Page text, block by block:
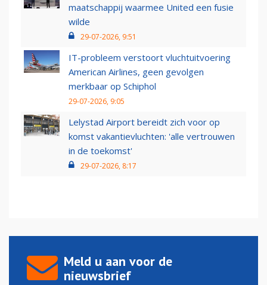
maatschappij waarmee United een fusie
wilde
29-07-2026, 9:51
IT-probleem verstoort vluchtuitvoering
American Airlines, geen gevolgen
merkbaar op Schiphol
29-07-2026, 9:05
Lelystad Airport bereidt zich voor op
komst vakantievluchten: 'alle vertrouwen
in de toekomst'
29-07-2026, 8:17
Meld u aan voor de
nieuwsbrief